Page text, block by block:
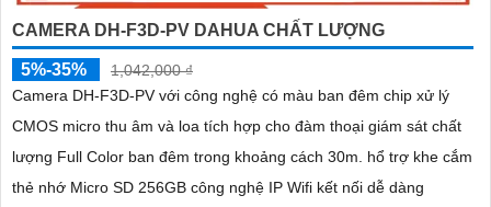
CAMERA DH-F3D-PV DAHUA CHẤT LƯỢNG
5%-35%
1,042,000 ₫
Camera DH-F3D-PV với công nghệ có màu ban đêm chip xử lý
CMOS micro thu âm và loa tích hợp cho đàm thoại giám sát chất
lượng Full Color ban đêm trong khoảng cách 30m. hổ trợ khe cắm
thẻ nhớ Micro SD 256GB công nghệ IP Wifi kết nối dễ dàng